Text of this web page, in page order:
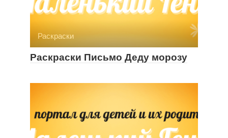
Раскраски
Раскраски Письмо Деду морозу